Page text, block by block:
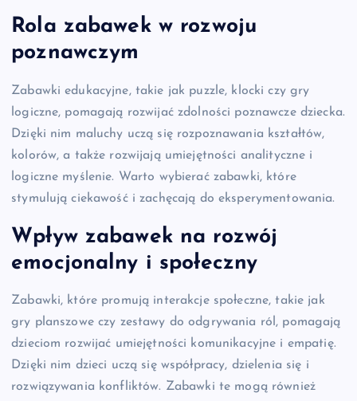
Rola zabawek w rozwoju
poznawczym
Zabawki edukacyjne, takie jak puzzle, klocki czy gry
logiczne, pomagają rozwijać zdolności poznawcze dziecka.
Dzięki nim maluchy uczą się rozpoznawania kształtów,
kolorów, a także rozwijają umiejętności analityczne i
logiczne myślenie. Warto wybierać zabawki, które
stymulują ciekawość i zachęcają do eksperymentowania.
Wpływ zabawek na rozwój
emocjonalny i społeczny
Zabawki, które promują interakcje społeczne, takie jak
gry planszowe czy zestawy do odgrywania ról, pomagają
dzieciom rozwijać umiejętności komunikacyjne i empatię.
Dzięki nim dzieci uczą się współpracy, dzielenia się i
rozwiązywania konfliktów. Zabawki te mogą również